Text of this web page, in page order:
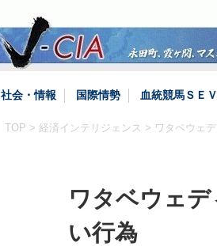
社会・情報 国際情勢 血統競馬ＳＥ
TOP > 経済インテリジェンス > ワタベウェ
ワタベウェ
い行為